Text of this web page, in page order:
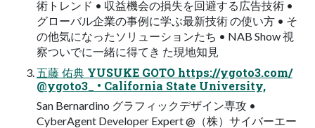
術トレンド • 収益機会の損失を回避する広告技術 •
グローバル企業の事例に学ぶ最新技術 の使い方 • そ
の他気になったソリューションたち • NAB Show 視
察ついでに一緒に得てき た現地知見
五藤 佑典 YUSUKE GOTO https://ygoto3.com/
@ygoto3_ • California State University,
San Bernardino グラフィックデザイン専攻 •
CyberAgent Developer Expert @（株）サイバーエー